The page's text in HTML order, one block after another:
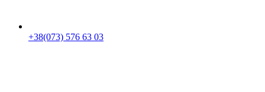
+38(073) 576 63 03